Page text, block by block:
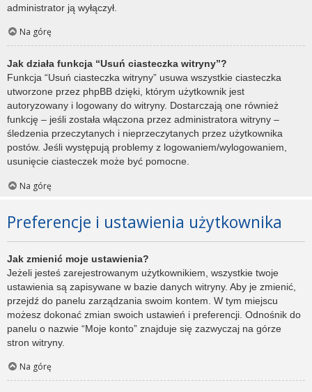
administrator ją wyłączył.
Na górę
Jak działa funkcja “Usuń ciasteczka witryny”?
Funkcja “Usuń ciasteczka witryny” usuwa wszystkie ciasteczka
utworzone przez phpBB dzięki, którym użytkownik jest
autoryzowany i logowany do witryny. Dostarczają one również
funkcję – jeśli została włączona przez administratora witryny –
śledzenia przeczytanych i nieprzeczytanych przez użytkownika
postów. Jeśli występują problemy z logowaniem/wylogowaniem,
usunięcie ciasteczek może być pomocne.
Na górę
Preferencje i ustawienia użytkownika
Jak zmienić moje ustawienia?
Jeżeli jesteś zarejestrowanym użytkownikiem, wszystkie twoje
ustawienia są zapisywane w bazie danych witryny. Aby je zmienić,
przejdź do panelu zarządzania swoim kontem. W tym miejscu
możesz dokonać zmian swoich ustawień i preferencji. Odnośnik do
panelu o nazwie “Moje konto” znajduje się zazwyczaj na górze
stron witryny.
Na górę